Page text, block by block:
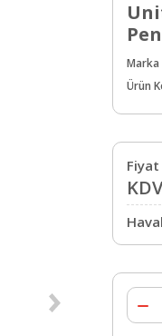
Marka
Ürün
Fiyat